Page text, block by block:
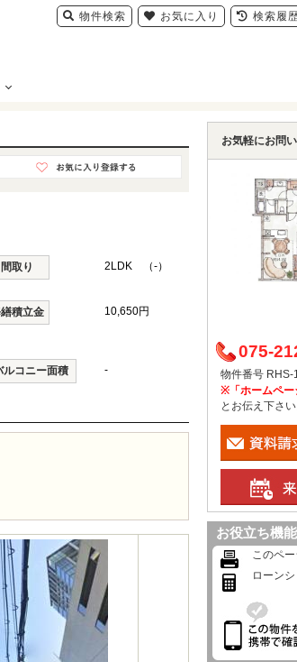
間取り 2LDK （-）
積立金 10,650円
ルコニー面積 -
お気軽にお問
075-
物件番号
※「ホームペー
とお伝え下さい
お役立ち機能
このペ
ローン
物件検索 お気に入り 検索履